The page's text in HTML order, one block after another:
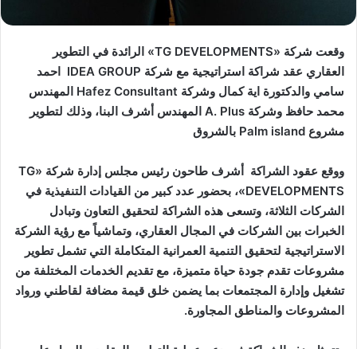
وقعت شركة «TG DEVELOPMENTS» الرائدة في التطوير
العقاري عقد شراكة استراتيجية مع شركة IDEA GROUP احمد
سامي والدكتورة اية كمال وشركة Hafez Consultant المهندس
محمد حافظ وشركة A. Plus المهندس أشرف البنا، وذلك لتطوير
مشروع Palm island بالشروق
ووقع عقود الشراكة أشرف طاحون رئيس مجلس إدارة شركة «TG
DEVELOPMENTS»، بحضور عدد كبير من القيادات التنفيذية في
الشركات الثلاثة، وتسعى هذه الشراكة لتحقيق التعاون وتبادل
الخبرات بين الشركات في المجال العقاري، وتماشياً مع رؤية الشركة
الاستراتيجية لتحقيق التنمية العمرانية المتكاملة التي تشمل تطوير
مشروعات تقدم جودة حياة متميزة، مع تقديم الخدمات المختلفة من
تشغيل وإدارة المجتمعات بما يضمن خلق قيمة مضافة لقاطني ورواد
المشروعات والمناطق المجاورة.